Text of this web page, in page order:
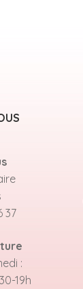
37
:
19h